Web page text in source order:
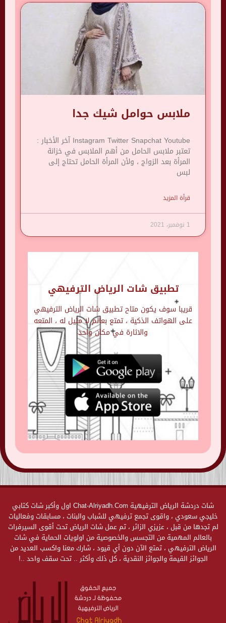
ملابس حوامل شيك جدا
Instagram Twitter Snapchat Youtube آخر الأخبار :
تعتبر ملابس الحامل من أهم الملابس في خزانة
المرأة بعد الزواج ، ولأن المرأة الحامل تحتاج إلى
لبس
قرأة المزيد
1 نوفمبر، 2021
تطبيق شات الرياض الترفيهي
قريبا سوف يكون متاح تطبيق شات الرياض الترفيهي
على الهواتف الذكية ، تمتع بعالم لا مثيل له ، المتعه
والاثارة في مكان واحد
شات دردشة الرياض الترفيهية Chat-Alriyadh.Com اول وأكبر شات كتابي
خليجي سعودي ، واقوى تجمع ترفيهي للشباب والبنات ، مسابقات وفعاليات
لم تجدها من قبل ، عزيزي الزائر ، تم عمل شات الرياض تحت أقوى السيرفرات
بالعالم المهمية من التجسس والخصوصية من اولويات الحماية في شات
الرياض الترفيهي ، تمتع الآن دون أي قيود ، شارك معنا واكسب العديد من
الجوائز القيمة والجوائز النقدية ، كل ذلك وأكثر .. تحت سقف واحد ..!